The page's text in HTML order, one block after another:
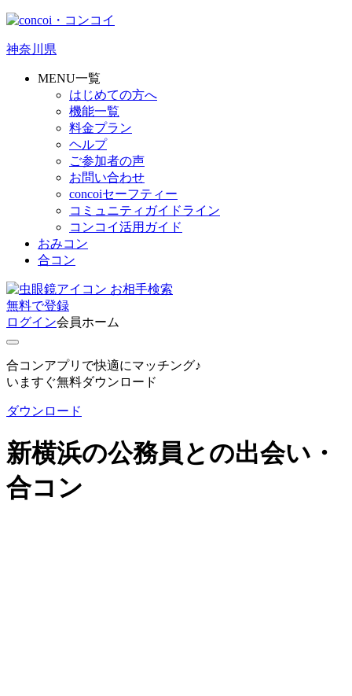
神奈川県
MENU一覧
はじめての方へ
機能一覧
料金プラン
ヘルプ
ご参加者の声
お問い合わせ
concoiセーフティー
コミュニティガイドライン
コンコイ活用ガイド
おみコン
合コン
お相手検索
無料で登録
ログイン会員ホーム
合コンアプリで快適にマッチング♪
いますぐ無料ダウンロード
ダウンロード
新横浜の公務員との出会い・
合コン